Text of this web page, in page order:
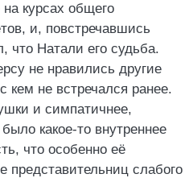
курсах общего
и, повстречавшись
что Натали его судьба.
не нравились другие
кем не встречался ранее.
и симпатичнее,
какое-то внутреннее
что особенно её
слабого